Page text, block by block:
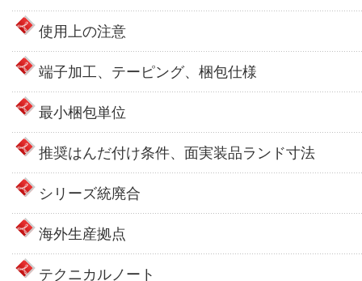
使用上の注意
端子加工、テーピング、梱包仕様
最小梱包単位
推奨はんだ付け条件、面実装品ランド寸法
シリーズ統廃合
海外生産拠点
テクニカルノート